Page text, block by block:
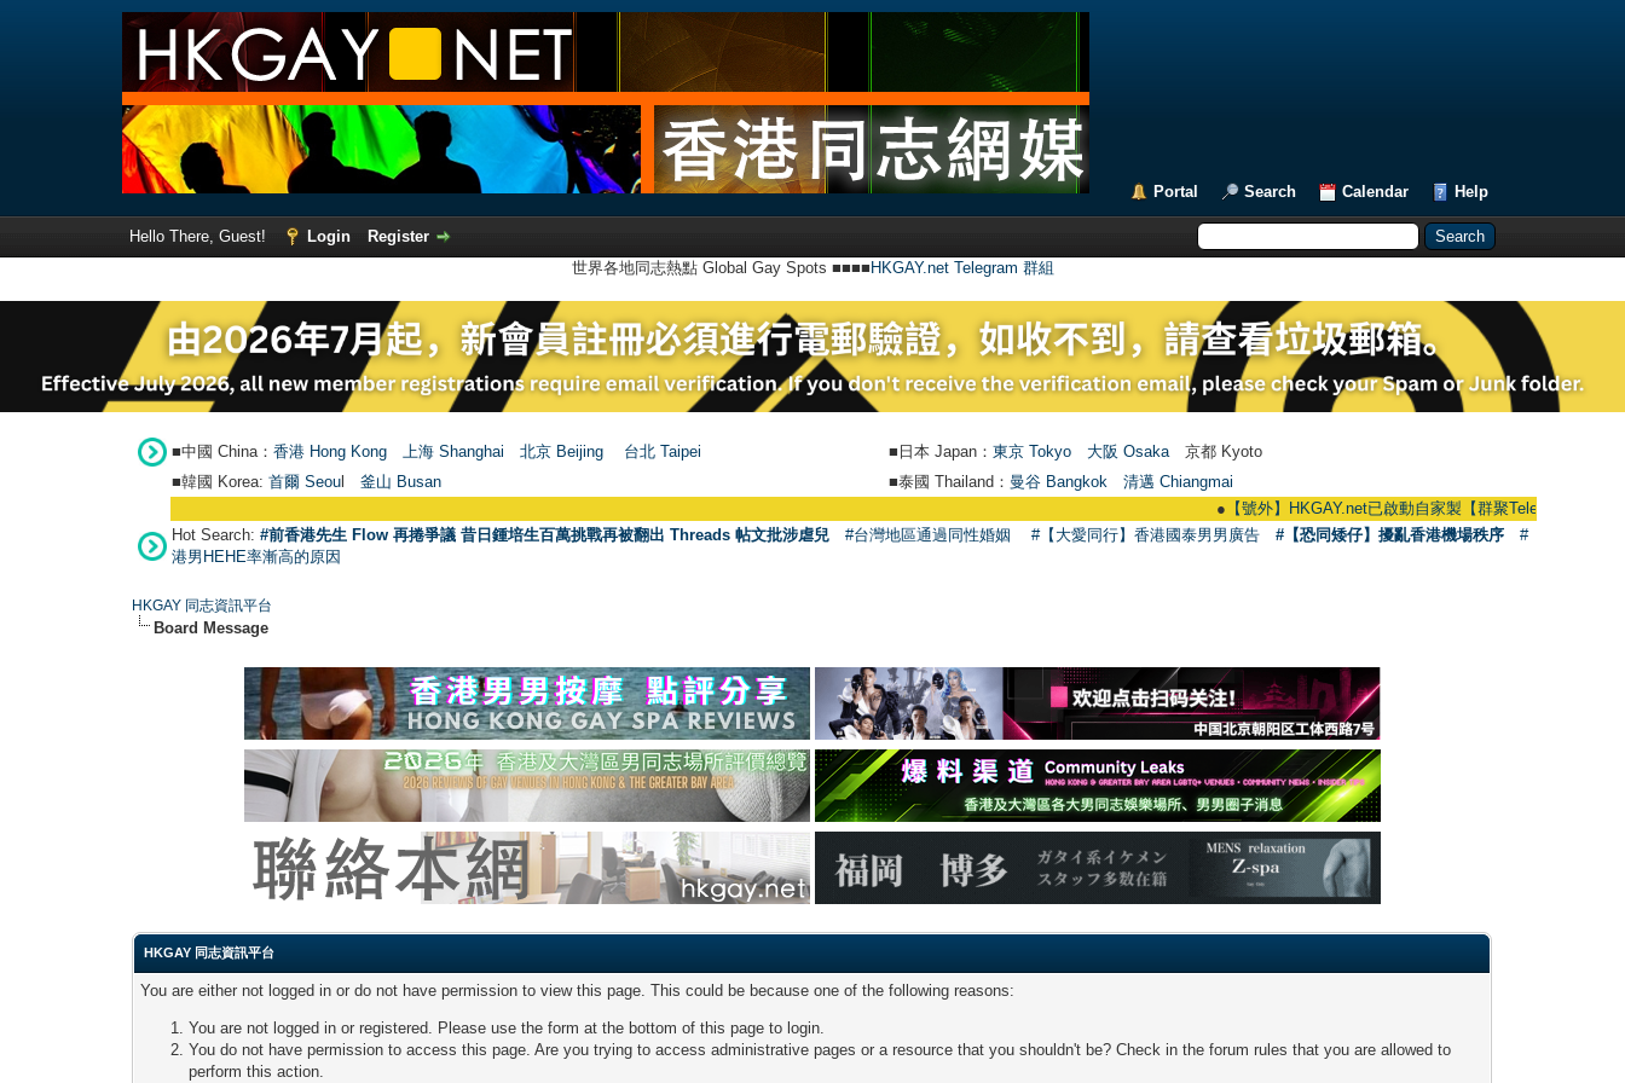
Portal Search Calendar Help
Hello There, Guest! Login
Register
世界各地同志熱點 Global Gay Spots ■■■■ HKGAY.net Telegram 群組
■中國 China： 香港 Hong Kong 上海 Shanghai 北京 Beijing 台北 Taipei ■日本 Japan： 東京 Tokyo 大阪 Osaka 京都 Kyoto
■韓國 Korea: 首爾 Seou 釜山 Busan ■泰國 Thailand： 曼谷 Bangkok
清邁 Chiangmai
【號外】HKGAY.net已啟動自家製【群聚Telegram群組】
Hot Search: #前香港先生 Flow 再捲爭議 昔日鍾培生百萬挑戰再被翻出 Threads 帖文批涉虐兒 #台灣地區通過同性婚姻 #【大愛同行】香港國泰男男廣告 #【恐同矮仔】擾亂香港機場秩序
#
港男HEHE率漸高的原因
HKGAY 同志資訊平台
Board Message
HKGAY 同志資訊平台
You are either not logged in or do not have permission to view this page. This could be because one of the following reasons:
You are not logged in or registered. Please use the form at the bottom of this page to login.
You do not have permission to access this page. Are you trying to access administrative pages or a resource that you shouldn't be? Check in the forum rules that you are allowed to
perform this action.